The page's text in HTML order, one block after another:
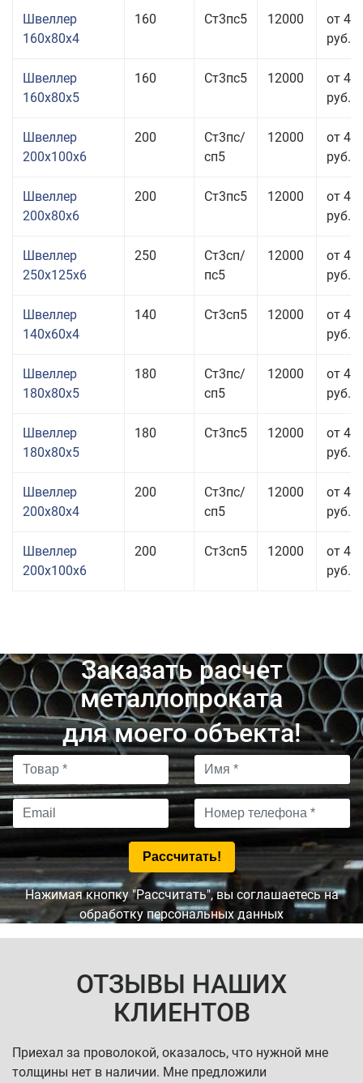
Швеллер
160x80x4
160 Ст3пс5 12000
от 43
руб.
Швеллер
160x80x5
160 Ст3пс5 12000
от 41
руб.
Швеллер
200x100x6
200
Ст3пс/
сп5
12000
от 47
руб.
Швеллер
200x80x6
200 Ст3пс5 12000
от 43
руб.
Швеллер
250x125x6
250
Ст3сп/
пс5
12000
от 43
руб.
Швеллер
140x60x4
140 Ст3сп5 12000
от 46
руб.
Швеллер
180x80x5
180
Ст3пс/
сп5
12000
от 45
руб.
Швеллер
180x80x5
180 Ст3пс5 12000
от 44
руб.
Швеллер
200x80x4
200
Ст3пс/
сп5
12000
от 44
руб.
Швеллер
200x100x6
200 Ст3сп5 12000
от 47
руб.
Заказать расчет
металлопроката
для моего объекта!
Нажимая кнопку "Рассчитать", вы соглашаетесь на
обработку персональных данных
ОТЗЫВЫ НАШИХ
КЛИЕНТОВ
Приехал за проволокой, оказалось, что нужной мне
толщины нет в наличии. Мне предложили